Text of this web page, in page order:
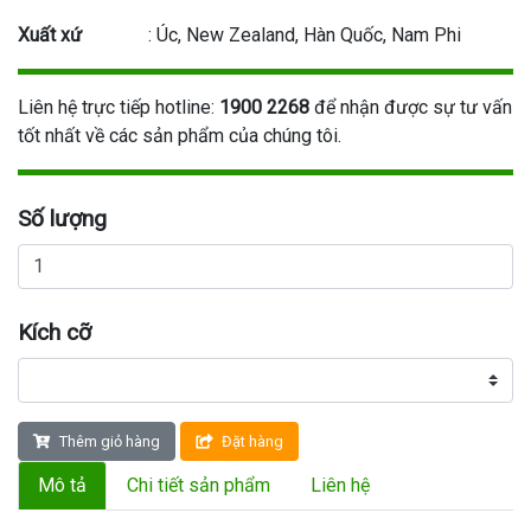
Xuất xứ : Úc, New Zealand, Hàn Quốc, Nam Phi
Liên hệ trực tiếp hotline: 1900 2268 để nhận được sự tư vấn
tốt nhất về các sản phẩm của chúng tôi.
Số lượng
Kích cỡ
Thêm giỏ hàng Đặt hàng
Mô tả Chi tiết sản phẩm Liên hệ